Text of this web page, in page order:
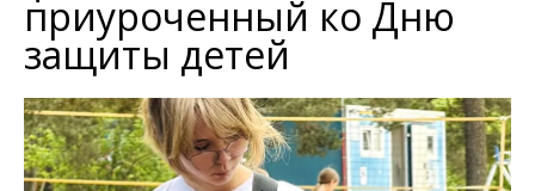
приуроченный ко Дню
защиты детей